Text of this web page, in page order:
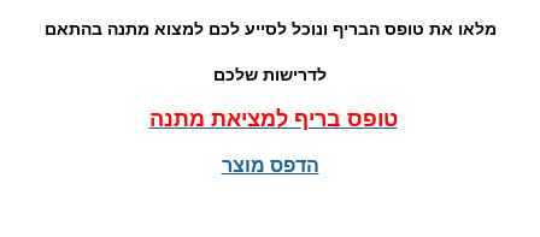
מלאו את טופס הבריף ונוכל לסייע לכם למצוא מתנה בהתאם
לדרישות שלכם
טופס בריף למציאת מתנה
הדפס מוצר